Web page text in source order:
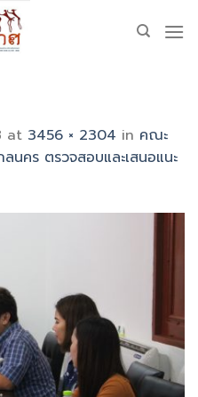
at 3456 × 2304 in คณะ
นคร ตรวจสอบและเสนอแนะ